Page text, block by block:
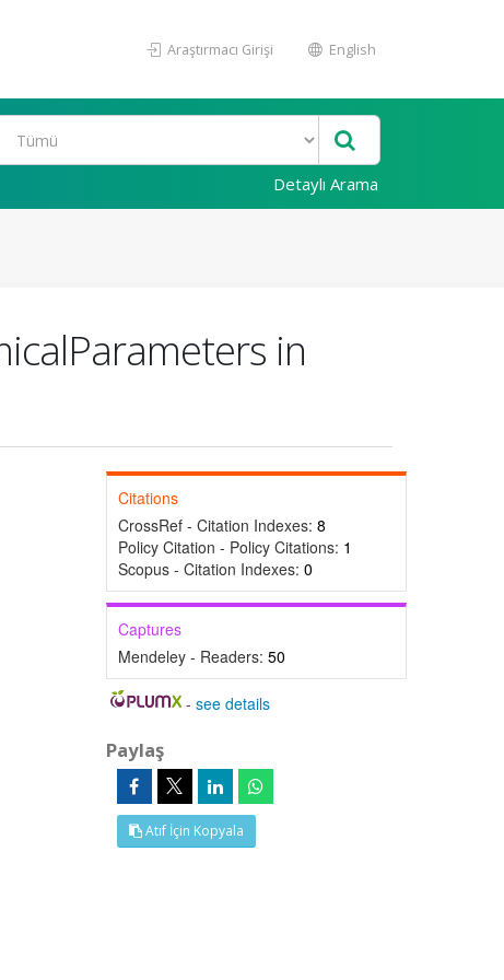
Araştırmacı Girişi English
Detaylı Arama
in
Citations
CrossRef - Citation Indexes: 8
Policy Citation - Policy Citations: 1
Scopus - Citation Indexes: 0
Captures
Mendeley - Readers: 50
-see details
Paylaş
Atıf İçin Kopyala